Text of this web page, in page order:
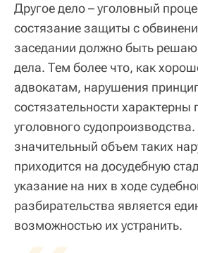
Другое дело – уголовный
состязание защиты с
заседании должно быть
дела. Тем более что, как
адвокатам, нарушения
состязательности характерны
уголовного
значительный объем таких
приходится на досудебную
указание на них в ходе
разбирательства является
возможностью их устранить.